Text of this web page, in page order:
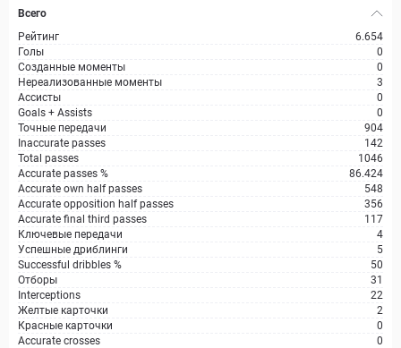
Всего
Рейтинг
6.654
Голы
0
Созданные моменты
0
Нереализованные моменты
3
Ассисты
0
Goals + Assists
0
Точные передачи
904
Inaccurate passes
142
Total passes
1046
Accurate passes %
86.424
Accurate own half passes
548
Accurate opposition half passes
356
Accurate final third passes
117
Ключевые передачи
4
Успешные дриблинги
5
Successful dribbles %
50
Отборы
31
Interceptions
22
Желтые карточки
2
Красные карточки
0
Accurate crosses
0